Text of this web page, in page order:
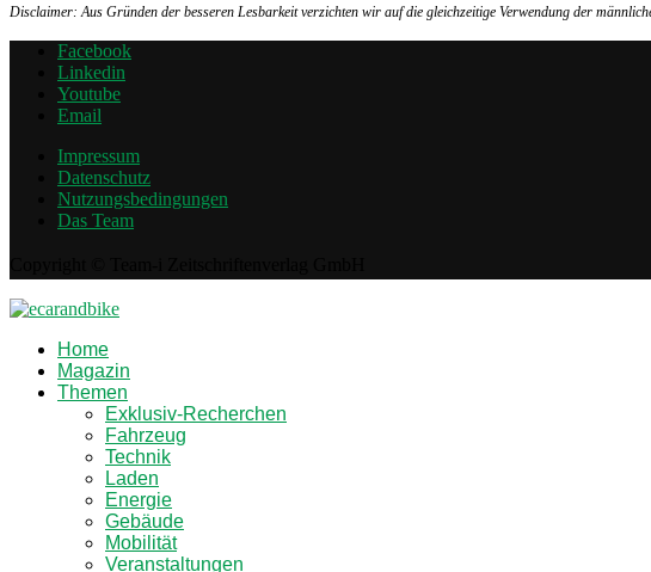
Disclaimer: Aus Gründen der besseren Lesbarkeit verzichten wir auf die gleichzeitige Verwendung der
Facebook
Linkedin
Youtube
Email
Impressum
Datenschutz
Nutzungsbedingungen
Das Team
Home
Magazin
Themen
Exklusiv-Recherchen
Fahrzeug
Technik
Laden
Energie
Gebäude
Mobilität
Veranstaltungen